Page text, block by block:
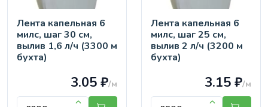
Лента капельная 6
милс, шаг 30 см,
вылив 1,6 л/ч (3300 м
бухта)
3.05 ₽/м
Лента капельная 6
милс, шаг 25 см,
вылив 2 л/ч (3200 м
бухта)
3.15 ₽/м